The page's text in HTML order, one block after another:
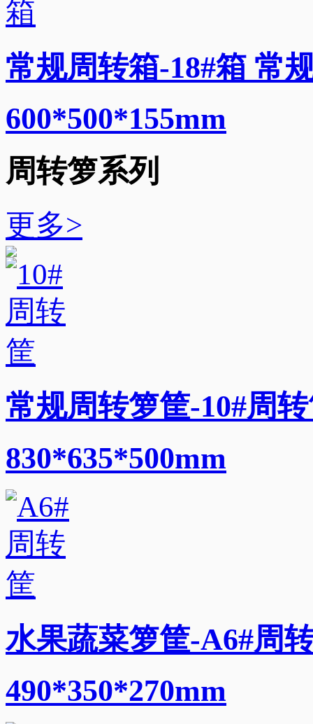
常规周转箱-18#箱 常
600*500*155mm
周转箩系列
更多>
常规周转箩筐-10#周
830*635*500mm
水果蔬菜箩筐-A6#周
490*350*270mm